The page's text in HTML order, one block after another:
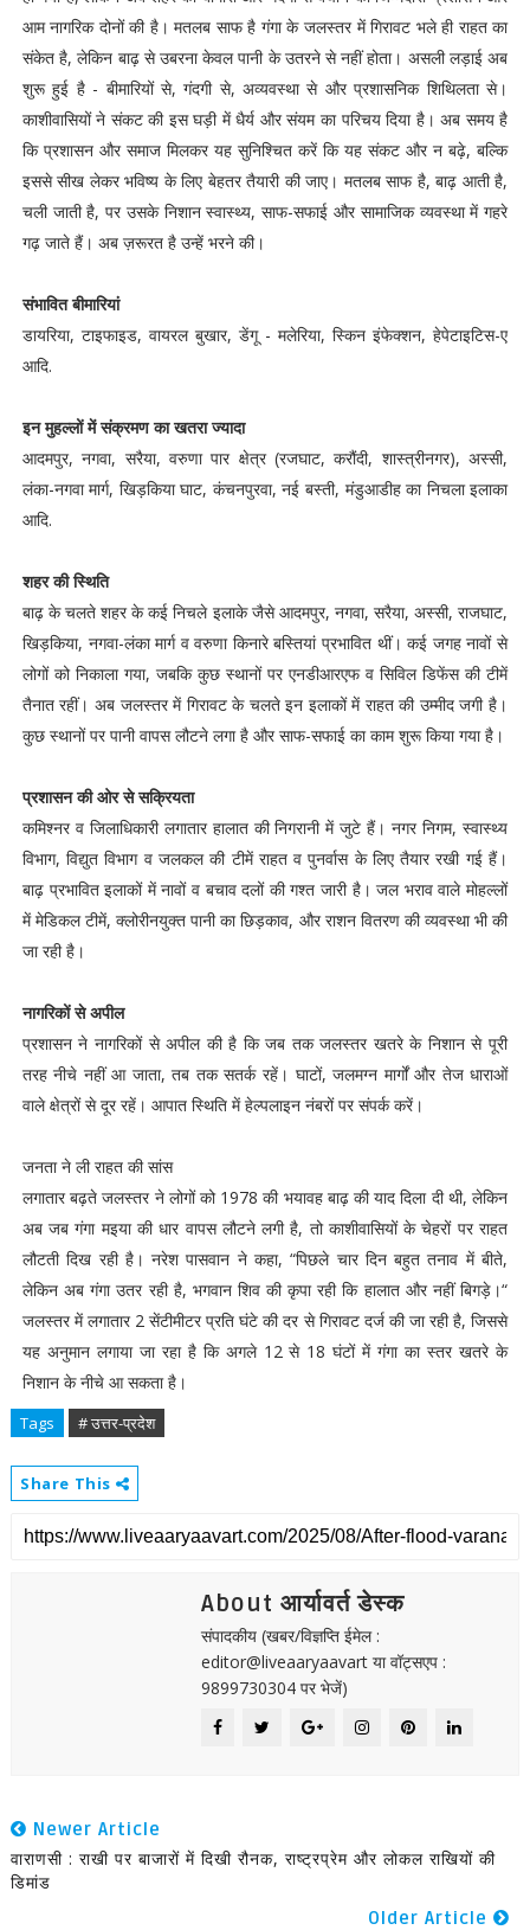
आम नागरिक दोनों की है। मतलब साफ है गंगा के जलस्तर में गिरावट भले ही राहत का
संकेत है, लेकिन बाढ़ से उबरना केवल पानी के उतरने से नहीं होता। असली लड़ाई अब
शुरू हुई है - बीमारियों से, गंदगी से, अव्यवस्था से और प्रशासनिक शिथिलता से।
काशीवासियों ने संकट की इस घड़ी में धैर्य और संयम का परिचय दिया है। अब समय है
कि प्रशासन और समाज मिलकर यह सुनिश्चित करें कि यह संकट और न बढ़े, बल्कि
इससे सीख लेकर भविष्य के लिए बेहतर तैयारी की जाए। मतलब साफ है, बाढ़ आती है,
चली जाती है, पर उसके निशान स्वास्थ्य, साफ-सफाई और सामाजिक व्यवस्था में गहरे
गढ़ जाते हैं। अब ज़रूरत है उन्हें भरने की।
संभावित बीमारियां
डायरिया, टाइफाइड, वायरल बुखार, डेंगू - मलेरिया, स्किन इंफेक्शन, हेपेटाइटिस-ए
आदि.
इन मुहल्लों में संक्रमण का खतरा ज्यादा
आदमपुर, नगवा, सरैया, वरुणा पार क्षेत्र (रजघाट, करौंदी, शास्त्रीनगर), अस्सी,
लंका-नगवा मार्ग, खिड़किया घाट, कंचनपुरवा, नई बस्ती, मंडुआडीह का निचला इलाका
आदि.
शहर की स्थिति
बाढ़ के चलते शहर के कई निचले इलाके जैसे आदमपुर, नगवा, सरैया, अस्सी, राजघाट,
खिड़किया, नगवा-लंका मार्ग व वरुणा किनारे बस्तियां प्रभावित थीं। कई जगह नावों से
लोगों को निकाला गया, जबकि कुछ स्थानों पर एनडीआरएफ व सिविल डिफेंस की टीमें
तैनात रहीं। अब जलस्तर में गिरावट के चलते इन इलाकों में राहत की उम्मीद जगी है।
कुछ स्थानों पर पानी वापस लौटने लगा है और साफ-सफाई का काम शुरू किया गया है।
प्रशासन की ओर से सक्रियता
कमिश्नर व जिलाधिकारी लगातार हालात की निगरानी में जुटे हैं। नगर निगम, स्वास्थ्य
विभाग, विद्युत विभाग व जलकल की टीमें राहत व पुनर्वास के लिए तैयार रखी गई हैं।
बाढ़ प्रभावित इलाकों में नावों व बचाव दलों की गश्त जारी है। जल भराव वाले मोहल्लों
में मेडिकल टीमें, क्लोरीनयुक्त पानी का छिड़काव, और राशन वितरण की व्यवस्था भी की
जा रही है।
नागरिकों से अपील
प्रशासन ने नागरिकों से अपील की है कि जब तक जलस्तर खतरे के निशान से पूरी
तरह नीचे नहीं आ जाता, तब तक सतर्क रहें। घाटों, जलमग्न मार्गों और तेज धाराओं
वाले क्षेत्रों से दूर रहें। आपात स्थिति में हेल्पलाइन नंबरों पर संपर्क करें।
जनता ने ली राहत की सांस
लगातार बढ़ते जलस्तर ने लोगों को 1978 की भयावह बाढ़ की याद दिला दी थी, लेकिन
अब जब गंगा मइया की धार वापस लौटने लगी है, तो काशीवासियों के चेहरों पर राहत
लौटती दिख रही है। नरेश पासवान ने कहा, “पिछले चार दिन बहुत तनाव में बीते,
लेकिन अब गंगा उतर रही है, भगवान शिव की कृपा रही कि हालात और नहीं बिगड़े।“
जलस्तर में लगातार 2 सेंटीमीटर प्रति घंटे की दर से गिरावट दर्ज की जा रही है, जिससे
यह अनुमान लगाया जा रहा है कि अगले 12 से 18 घंटों में गंगा का स्तर खतरे के
निशान के नीचे आ सकता है।
Tags # उत्तर-प्रदेश
Share This
About आर्यावर्त डेस्क
संपादकीय (खबर/विज्ञप्ति ईमेल :
editor@liveaaryaavart या वॉट्सएप :
9899730304 पर भेजें)
Newer Article
वाराणसी : राखी पर बाजारों में दिखी रौनक, राष्ट्रप्रेम और लोकल राखियों की
डिमांड
Older Article